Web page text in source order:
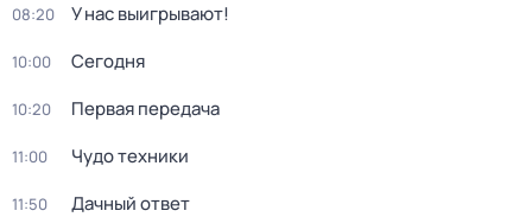
08:20 У нас выигрывают!
10:00 Сегодня
10:20 Первая передача
11:00 Чудо техники
11:50 Дачный ответ